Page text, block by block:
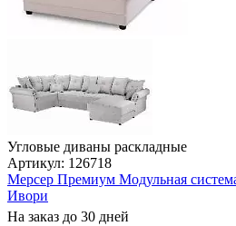
Угловые диваны раскладные
Артикул: 126718
Мерсер Премиум Модульная
Ивори
На заказ до 30 дней